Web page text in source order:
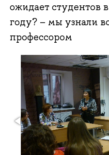
ожидает студентов
году? – мы узнали
профессором